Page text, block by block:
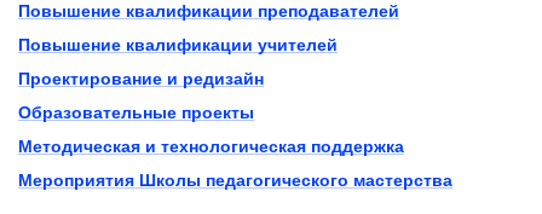
Повышение квалификации преподавателей
Повышение квалификации учителей
Проектирование и редизайн
Образовательные проекты
Методическая и технологическая поддержка
Мероприятия Школы педагогического мастерства